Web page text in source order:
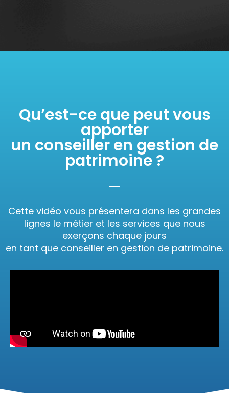
Qu’est-ce que peut vous
apporter
un conseiller en gestion de
patrimoine ?
Cette vidéo vous présentera dans les grandes
lignes le métier et les services que nous
exerçons chaque jours
en tant que conseiller en gestion de patrimoine.